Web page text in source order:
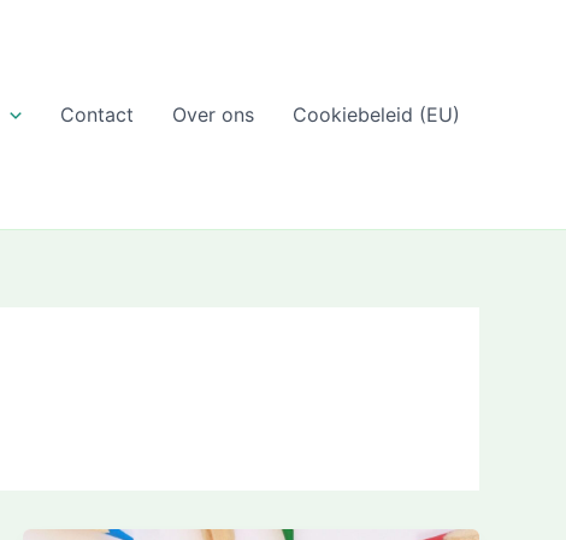
Contact Over ons Cookiebeleid (EU)